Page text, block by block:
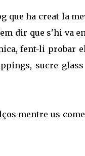
que ha creat la
dir que s'hi va
fent-li probar
sucre
mentre us